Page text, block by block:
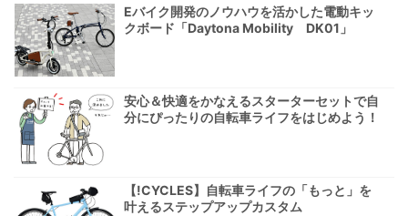
Eバイク開発のノウハウを活かした電動キッ
クボード「Daytona Mobility DK01」
安心＆快適をかなえるスターターセットで自
分にぴったりの自転車ライフをはじめよう！
【!CYCLES】自転車ライフの「もっと」を
叶えるステップアップカスタム